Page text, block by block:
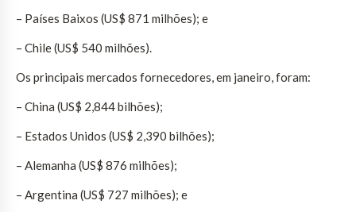
– Países Baixos (US$ 871 milhões); e
– Chile (US$ 540 milhões).
Os principais mercados fornecedores, em janeiro, foram:
– China (US$ 2,844 bilhões);
– Estados Unidos (US$ 2,390 bilhões);
– Alemanha (US$ 876 milhões);
– Argentina (US$ 727 milhões); e